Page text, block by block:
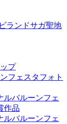
ランドサガ聖地
プ
フェスタフォト
ルバルーンフェ
作品
ルバルーンフェ